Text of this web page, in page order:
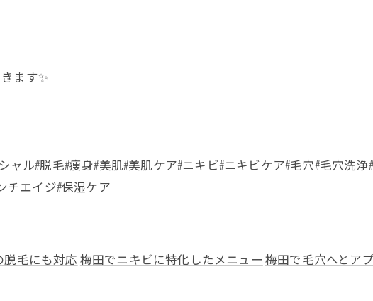
ます✨
ル#脱毛#痩身#美肌#美肌ケア#ニキビ#ニキビケア#毛穴#毛穴洗
チエイジ#保湿ケア
毛にも対応 梅田でニキビに特化したメニュー 梅田で毛穴へとア